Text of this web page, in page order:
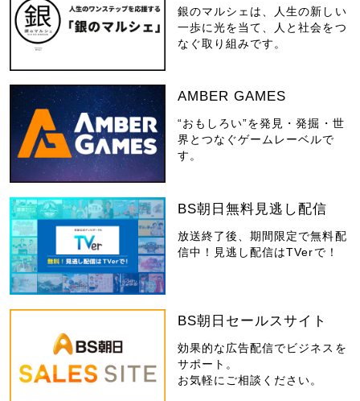
銀のマルシェは、人生の新しい
一歩に光を当て、人と社会をつ
なぐ取り組みです。
AMBER GAMES
“おもしろい”を発見・発掘・世
界とつなぐゲームレーベルで
す。
BS朝日無料見逃し配信
放送終了後、期間限定で無料配
信中！見逃し配信はTVerで！
BS朝日セールスサイト
効果的な広告配信でビジネスを
サポート。
お気軽にご相談ください。